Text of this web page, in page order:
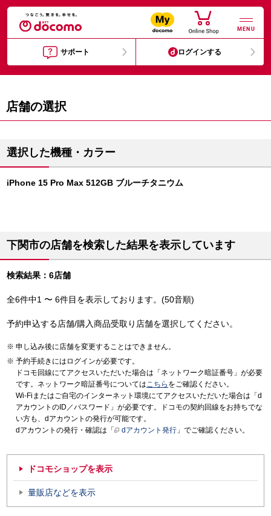
MENU
サポート ログインする
店舗の選択
選択した機種・カラー
iPhone 15 Pro Max 512GB ブルーチタニウム
下関市の店舗を検索した結果を表示しています
検索結果：6店舗
全6件中1 〜 6件目を表示しております。(50音順)
予約申込する店舗/購入商品受取り店舗を選択してください。
申し込み後に店舗を変更することはできません。
予約手続きにはログインが必要です。
ドコモ回線にてアクセスいただいた場合は「ネットワーク暗証番号」が必要
です。ネットワーク暗証番号についてはこちら をご確認ください。
Wi-Fiまたはご自宅のインターネット環境にてアクセスいただいた場合は「d
アカウントのID／パスワード」が必要です。ドコモの契約回線をお持ちでな
い方も、dアカウントの発行が可能です。
dアカウントの発行・確認は「
dアカウント発行 」でご確認ください。
ドコモショップを表示
量販店などを表示